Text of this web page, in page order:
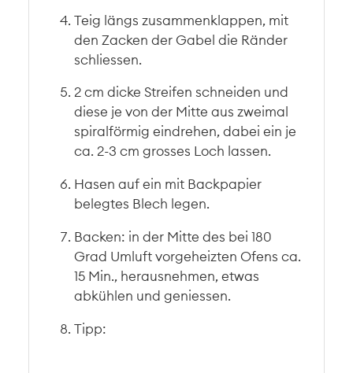
Teig längs zusammenklappen, mit
den Zacken der Gabel die Ränder
schliessen.
2 cm dicke Streifen schneiden und
diese je von der Mitte aus zweimal
spiralförmig eindrehen, dabei ein je
ca. 2-3 cm grosses Loch lassen.
Hasen auf ein mit Backpapier
belegtes Blech legen.
Backen: in der Mitte des bei 180
Grad Umluft vorgeheizten Ofens ca.
15 Min., herausnehmen, etwas
abkühlen und geniessen.
Tipp: